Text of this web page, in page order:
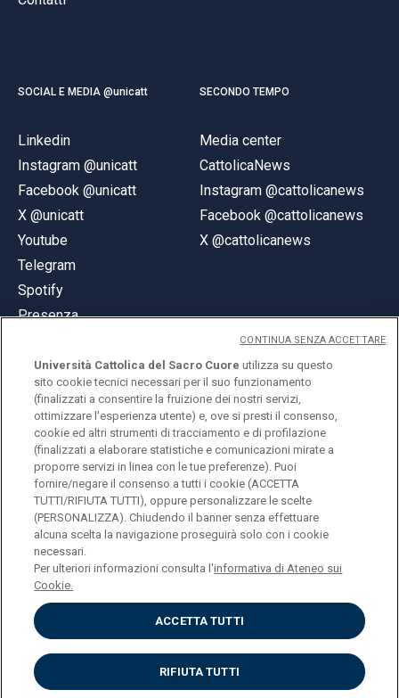
SOCIAL E MEDIA @unicatt
Linkedin
Instagram @unicatt
Facebook @unicatt
X @unicatt
Youtube
Telegram
Spotify
Presenza
SECONDO TEMPO
Media center
CattolicaNews
Instagram @cattolicanews
Facebook @cattolicanews
X @cattolicanews
© Università Cattolica del Sacro Cuore
Largo A. Gemelli 1, 20123 Milano
PI 02133120150
ENGLISH
Privacy
Accessibilità
Cookies
Impostazione Cookies
Università Cattolica del Sacro Cuore utilizza su questo
sito cookie tecnici necessari per il suo funzionamento
(finalizzati a consentire la fruizione dei nostri servizi,
ottimizzare l'esperienza utente) e, ove si presti il consenso,
cookie ed altri strumenti di tracciamento e di profilazione
(finalizzati a elaborare statistiche e comunicazioni mirate a
proporre servizi in linea con le tue preferenze). Puoi
fornire/negare il consenso a tutti i cookie (ACCETTA
TUTTI/RIFIUTA TUTTI), oppure personalizzare le scelte
(PERSONALIZZA). Chiudendo il banner senza effettuare
alcuna scelta la navigazione proseguirà solo con i cookie
necessari.
Per ulteriori informazioni consulta l'informativa di Ateneo sui
Cookie.
ACCETTA TUTTI
RIFIUTA TUTTI
CONTINUA SENZA ACCETTARE